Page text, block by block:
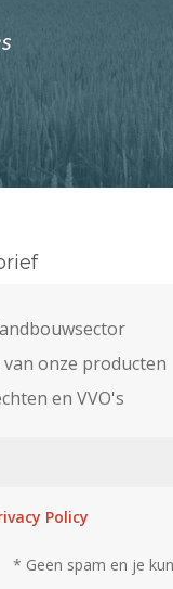
onze producten
en VVO's
Policy
* Geen spam en je